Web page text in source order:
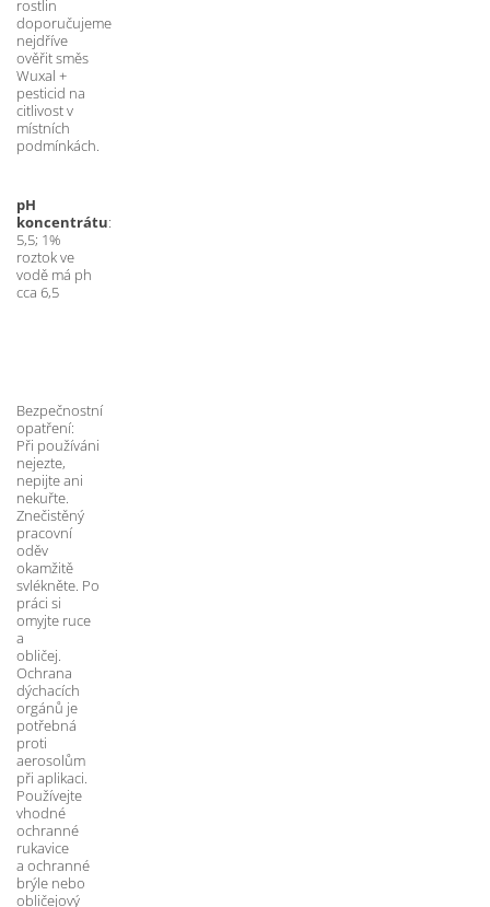
rostlin
doporučujeme
nejdříve
ověřit směs
Wuxal +
pesticid na
citlivost v
místních
podmínkách.
pH
koncentrátu:
5,5; 1%
roztok ve
vodě má ph
cca 6,5
Bezpečnostní
opatření:
Při používáni
nejezte,
nepijte ani
nekuřte.
Znečistěný
pracovní
oděv
okamžitě
svlékněte. Po
práci si
omyjte ruce
a
obličej.
Ochrana
dýchacích
orgánů je
potřebná
proti
aerosolům
při aplikaci.
Používejte
vhodné
ochranné
rukavice
a ochranné
brýle nebo
obličejový